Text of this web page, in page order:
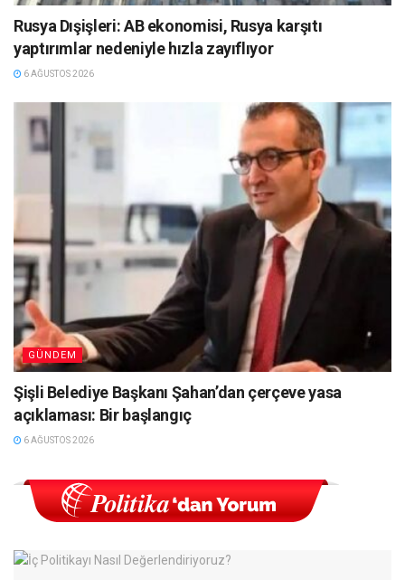
Rusya Dışişleri: AB ekonomisi, Rusya karşıtı
yaptırımlar nedeniyle hızla zayıflıyor
6 AĞUSTOS 2026
GÜNDEM
Şişli Belediye Başkanı Şahan’dan çerçeve yasa
açıklaması: Bir başlangıç
6 AĞUSTOS 2026